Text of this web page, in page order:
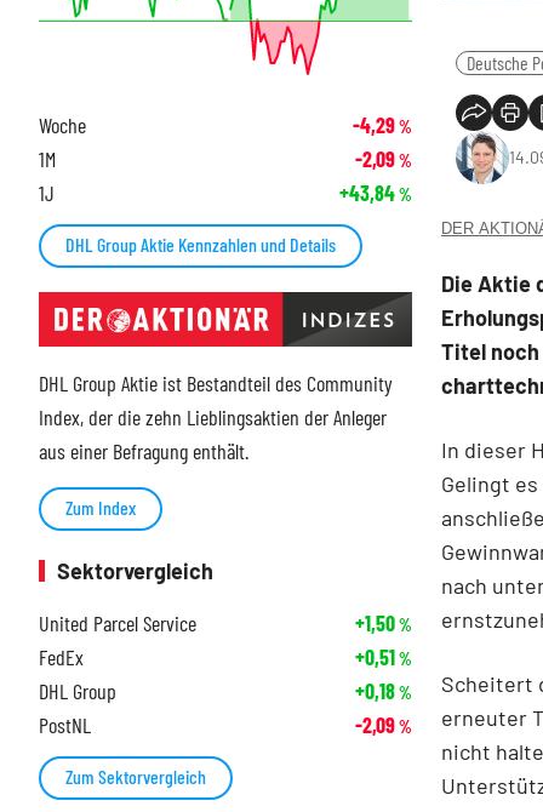
Deutsche
DER
Die Aktie
Titel
In dieser
Gelingt
nach
Scheitert
erneuter
nicht
Woche -4,29%
1M -2,09%
1J +43,84%
DHL Group Aktie Kennzahlen und Details
DHL Group Aktie ist Bestandteil des Community
Index, der die zehn Lieblingsaktien der Anleger
aus einer Befragung enthält.
Zum Index
Sektorvergleich
United Parcel Service
+1,50%
FedEx +0,51%
DHL Group +0,18%
PostNL -2,09%
Zum Sektorvergleich